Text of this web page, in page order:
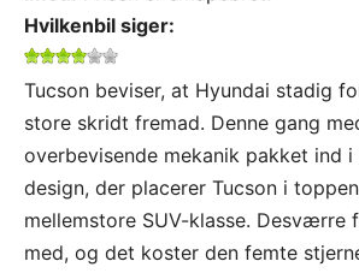
Hvilkenbil siger:
Tucson beviser, at Hyundai stadig
store skridt fremad. Denne gang
overbevisende mekanik pakket ind
design, der placerer Tucson i
mellemstore SUV-klasse. Desværre
med, og det koster den femte